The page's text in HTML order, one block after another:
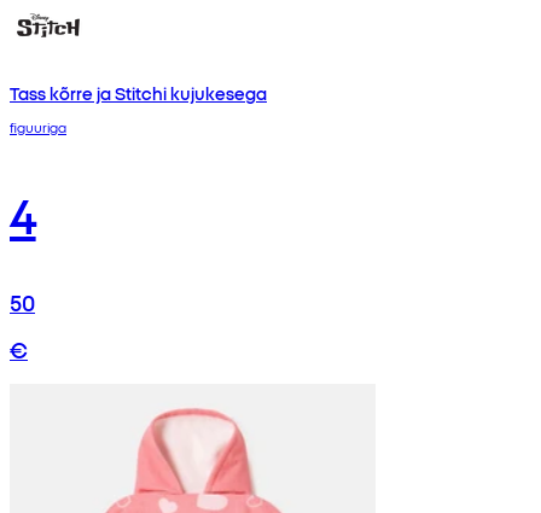
Tass kõrre ja Stitchi kujukesega
figuuriga
4
50
€